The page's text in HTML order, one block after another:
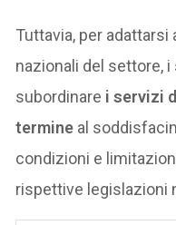
Tuttavia, per
nazionali del settore,
subordinare i servizi
termine al
condizioni e
rispettive legislazioni